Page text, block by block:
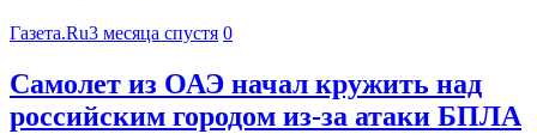
Газета.Ru3 месяца спустя 0
Самолет из ОАЭ начал кружить над
российским городом из-за атаки БПЛА